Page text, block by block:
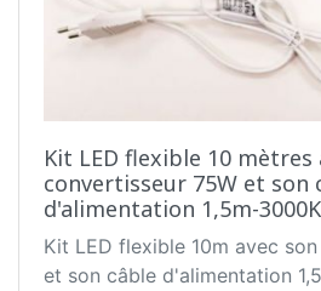
Kit LED flexible 10 mètres
convertisseur 75W et son
d'alimentation 1,5m-
Kit LED flexible 10m avec
et son câble d'alimentation